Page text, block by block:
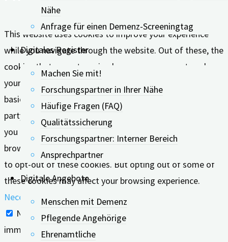
Nähe
Anfrage für einen Demenz-Screeningtag
Digitales Register
Machen Sie mit!
Forschungspartner in Ihrer Nähe
Häufige Fragen (FAQ)
Qualitätssicherung
Forschungspartner: Interner Bereich
Ansprechpartner
Digitale Angebote
Menschen mit Demenz
Pflegende Angehörige
Ehrenamtliche
This website uses cookies to improve your experience
while you navigate through the website. Out of these, the
cookies that are categorized as necessary are stored on
your browser as they are essential for the working of
basic functionalities of the website. We also use third-
party cookies that help us analyze and understand how
you use this website. These cookies will be stored in your
browser only with your consent. You also have the option
to opt-out of these cookies. But opting out of some of
these cookies may affect your browsing experience.
Necessary
Necessary
immer aktiv